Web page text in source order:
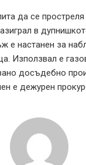
да се
в
е настанен за
Използвал е
досъдебно
е дежурен